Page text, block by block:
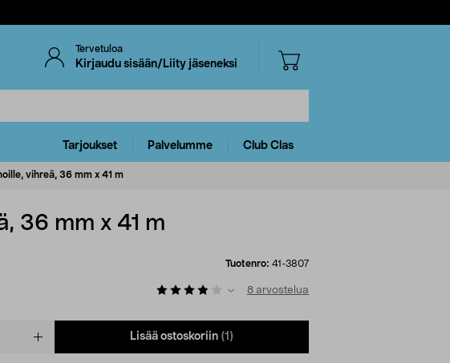
Tervetuloa
Kirjaudu sisään/Liity jäseneksi
Tarjoukset Palvelumme Club Clas
vihreä, 36 mm x 41 m
36 mm x 41 m
Tuotenro: 41-3807
8 arvostelua
Lisää ostoskoriin (1)